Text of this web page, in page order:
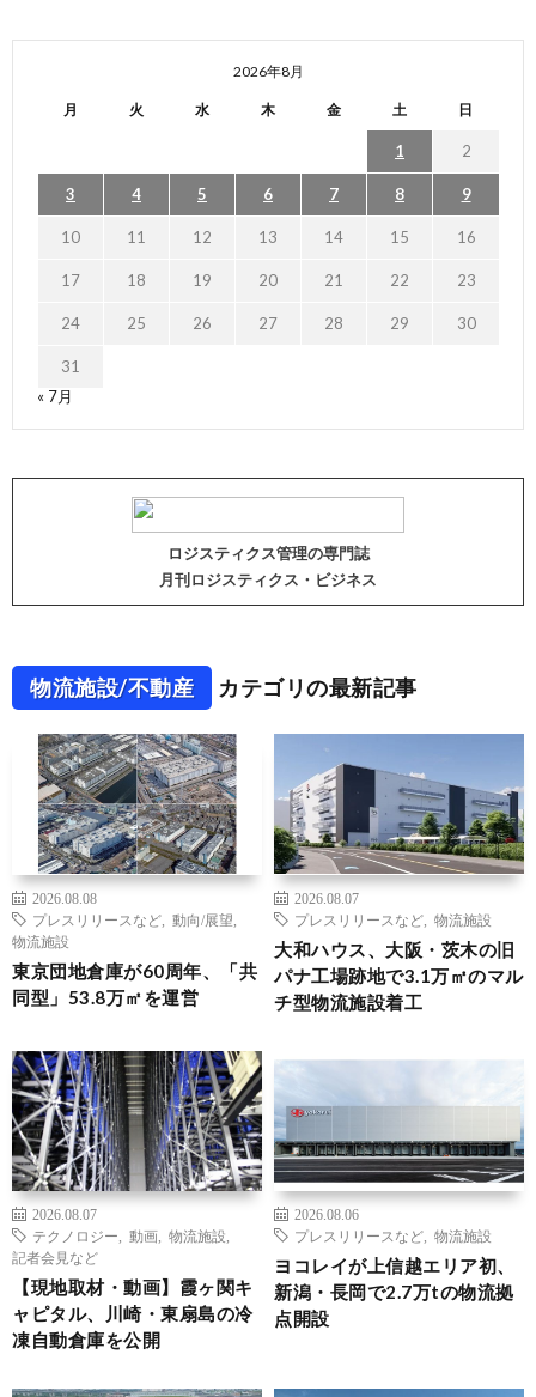
2026年8月
月 火 水 木 金 土 日
1 2
3 4 5 6 7 8 9
10 11 12 13 14 15 16
17 18 19 20 21 22 23
24 25 26 27 28 29 30
31
« 7月
ロジスティクス管理の専門誌
月刊ロジスティクス・ビジネス
物流施設/不動産 カテゴリの最新記事
2026.08.08
プレスリリースなど
動向/展望
物流施設
東京団地倉庫が60周年、「共
同型」53.8万㎡を運営
2026.08.07
プレスリリースなど
物流施設
大和ハウス、大阪・茨木の旧
パナ工場跡地で3.1万㎡のマル
チ型物流施設着工
2026.08.07
テクノロジー
動画 物流施設
記者会見など
【現地取材・動画】霞ヶ関キ
ャピタル、川崎・東扇島の冷
凍自動倉庫を公開
2026.08.06
プレスリリースなど
物流施設
ヨコレイが上信越エリア初、
新潟・長岡で2.7万tの物流拠
点開設